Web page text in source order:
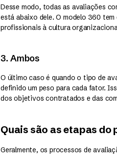
Desse modo, todas as avaliações
está abaixo dele. O modelo 360
profissionais à cultura
3. Ambos
O último caso é quando o tipo de
definido um peso para cada fator.
dos objetivos contratados e das
Quais são as etapas do
Geralmente, os processos de